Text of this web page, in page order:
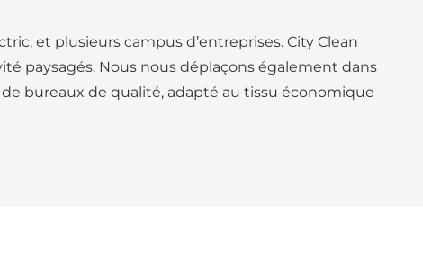
et plusieurs campus d’entreprises. City Clean
paysagés. Nous nous déplaçons également dans
bureaux de qualité, adapté au tissu économique